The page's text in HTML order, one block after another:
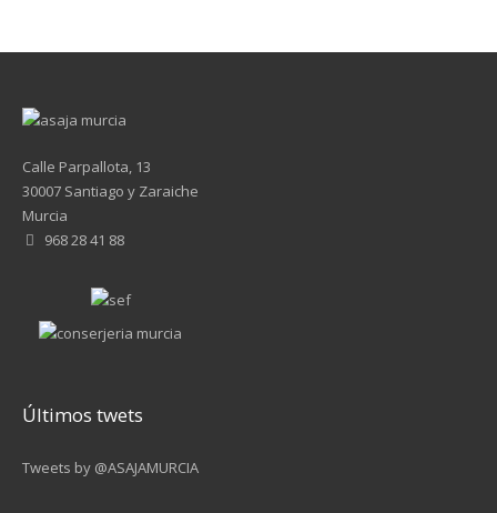
Calle Parpallota, 13
30007 Santiago y Zaraiche
Murcia
968 28 41 88
Últimos twets
Tweets by @ASAJAMURCIA